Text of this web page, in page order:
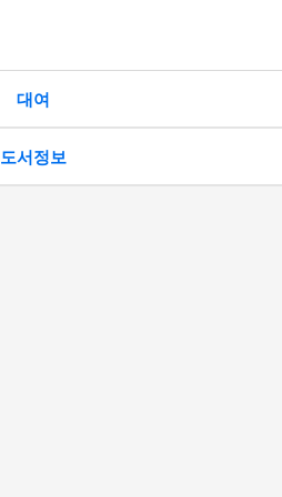
대여
도서정보